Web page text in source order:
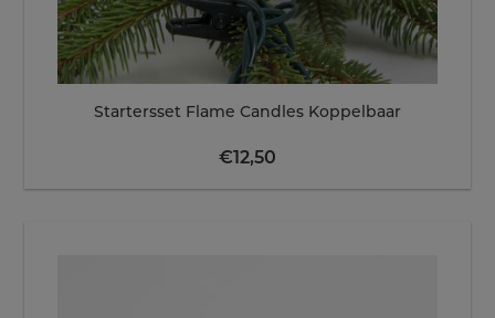
Startersset Flame Candles Koppelbaar
€12,50